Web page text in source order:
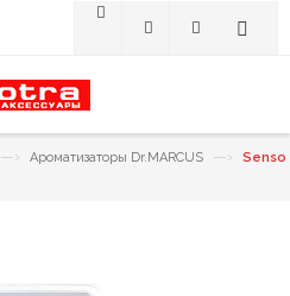
—› Ароматизаторы Dr.MARCUS —›
Senso